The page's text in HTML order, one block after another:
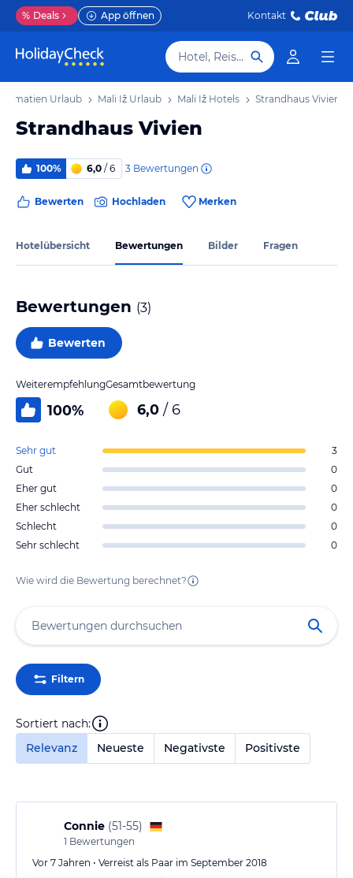
% Deals App öffnen Kontakt
Hotel, Reiseziel
Urlaub Mali Iž Urlaub Mali Iž Hotels Strandhaus Vivien
Strandhaus Vivien
100% 6,0 / 6 3 Bewertungen
Bewerten Hochladen Merken
Hotelübersicht Bewertungen Bilder Fragen
Bewertungen (3)
Bewerten
Weiterempfehlung
100%
Gesamtbewertung
6,0 / 6
Sehr gut
3
Gut
0
Eher gut
0
Eher schlecht
0
Schlecht
0
Sehr schlecht
0
Wie wird die Bewertung berechnet?
Filtern
Sortiert nach:
Relevanz
Neueste Negativste Positivste
Connie (51-55)
1 Bewertungen
Vor 7 Jahren • Verreist als Paar im September 2018